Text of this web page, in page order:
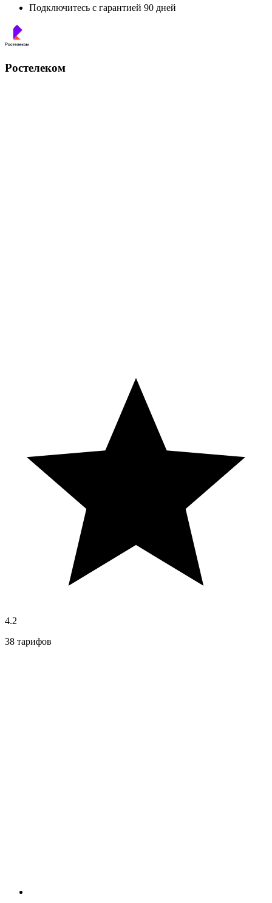
Подключитесь с гарантией 90 дней
Ростелеком
4.2
38 тарифов